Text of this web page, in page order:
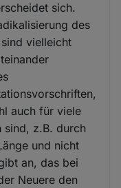
sich.
des
vielleicht
auch für viele
sind, z.B. durch
und nicht
an, das bei
Neuere den